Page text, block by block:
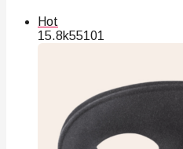
Hot
15.8k55101